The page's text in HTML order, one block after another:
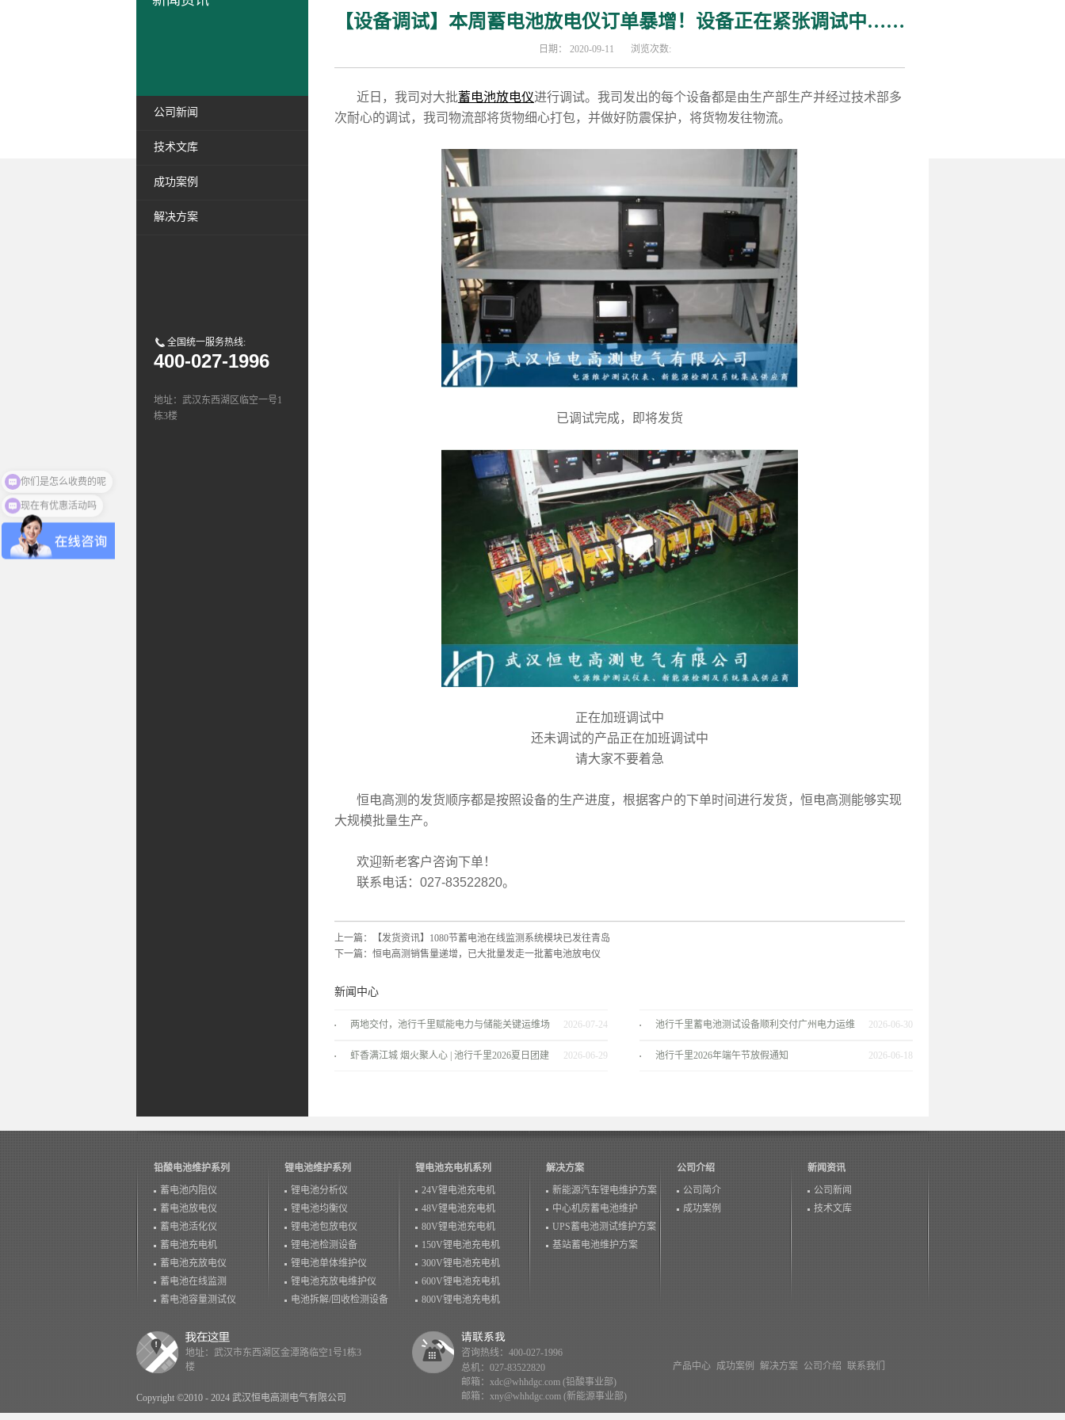
公司新闻
技术文库
成功案例
解决方案
全国统一服务热线:
400-027-1996
地址：武汉东西湖区临空一号1
栋3楼
【设备调试】本周蓄电池放电仪订单暴增！设备正在紧张调试中……
日期： 2020-09-11 浏览次数:
近日，我司对大批蓄电池放电仪进行调试。我司发出的每个设备都是由生产部生产并经过技术部多
次耐心的调试，我司物流部将货物细心打包，并做好防震保护，将货物发往物流。
已调试完成，即将发货
正在加班调试中
还未调试的产品正在加班调试中
请大家不要着急
恒电高测的发货顺序都是按照设备的生产进度，根据客户的下单时间进行发货，恒电高测能够实现
大规模批量生产。
欢迎新老客户咨询下单！
联系电话：027-83522820。
上一篇：
【发货资讯】1080节蓄电池在线监测系统模块已发往青岛
下一篇： 恒电高测销售量递增，已大批量发走一批蓄电池放电仪
新闻中心
两地交付，池行千里赋能电力与储能关键运维场
景！
2026-07-24 池行千里蓄电池测试设备顺利交付广州电力运维
服务商
2026-06-30
虾香满江城 烟火聚人心 | 池行千里2026夏日团建 2026-06-29 池行千里2026年端午节放假通知 2026-06-18
铅酸电池维护系列
蓄电池内阻仪
蓄电池放电仪
蓄电池活化仪
蓄电池充电机
蓄电池充放电仪
蓄电池在线监测
蓄电池容量测试仪
锂电池维护系列
锂电池分析仪
锂电池均衡仪
锂电池包放电仪
锂电池检测设备
锂电池单体维护仪
锂电池充放电维护仪
电池拆解/回收检测设备
锂电池充电机系列
24V锂电池充电机
48V锂电池充电机
80V锂电池充电机
150V锂电池充电机
300V锂电池充电机
600V锂电池充电机
800V锂电池充电机
解决方案
新能源汽车锂电维护方案
中心机房蓄电池维护
UPS蓄电池测试维护方案
基站蓄电池维护方案
公司介绍
公司简介
成功案例
新闻资讯
公司新闻
技术文库
产品中心 成功案例 解决方案 公司介绍 联系我们
Copyright ©2010 - 2024 武汉恒电高测电气有限公司
地址：武汉市东西湖区金潭路临空1号1栋3
楼
咨询热线：400-027-1996
总机：027-83522820
邮箱：xdc@whhdgc.com (铅酸事业部)
邮箱：xny@whhdgc.com (新能源事业部)
现在有优惠活动吗